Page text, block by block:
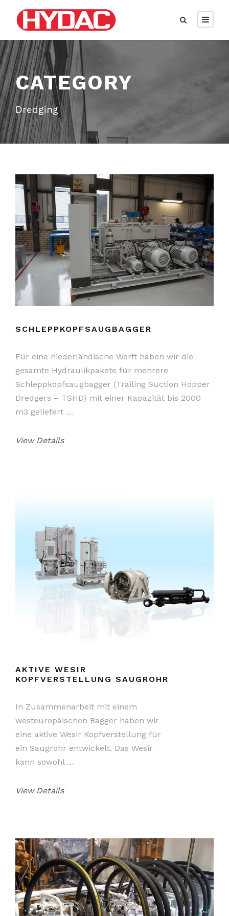
CATEGORY
Dredging
SCHLEPPKOPFSAUGBAGGER
Für eine niederländische Werft haben wir die
gesamte Hydraulikpakete für mehrere
Schleppkopfsaugbagger (Trailing Suction Hopper
Dredgers – TSHD) mit einer Kapazität bis 2000
m3 geliefert …
View Details
AKTIVE WESIR
KOPFVERSTELLUNG SAUGROHR
In Zusammenarbeit mit einem
westeuropäischen Bagger haben wir
eine aktive Wesir Kopfverstellung für
ein Saugrohr entwickelt. Das Wesir
kann sowohl …
View Details